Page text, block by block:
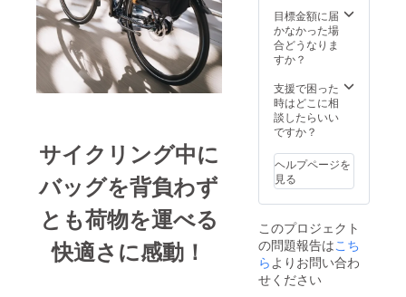
サイクリング中に
バッグを背負わず
とも荷物を運べる
快適さに感動！
で、お
届け時
期が遅
りま
す。"
材の供
給状
況、製
造工程
合等に
より出
荷時期
が遅れ
があり
ます。
※海外輸
送中の
ルや通
関時の
イレ
ギュ
ラー等
目標金額に届
かなかった場
合どうなりま
すか？
支援で困った
時はどこに相
談したらいい
ですか？
ヘルプページを
見る
このプロジェクト
の問題報告はこち
ら よりお問い合わ
せください